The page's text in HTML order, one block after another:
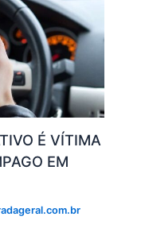
É VÍTIMA
EM